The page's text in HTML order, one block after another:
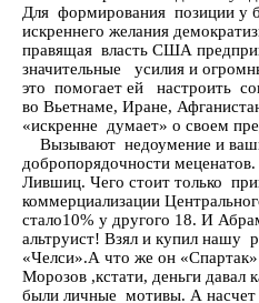
Для формирования позиции у
искреннего желания
правящая власть США
значительные усилия и
это помогает ей настроить
во Вьетнаме, Иране,
«искренне думает» о своем
Вызывают недоумение и
добропорядочности
Лившиц. Чего стоит только
коммерциализации
стало10% у другого 18. И
альтруист! Взял и купил нашу
«Челси».А что же он
Морозов ,кстати, деньги давал
были личные мотивы. А насчет